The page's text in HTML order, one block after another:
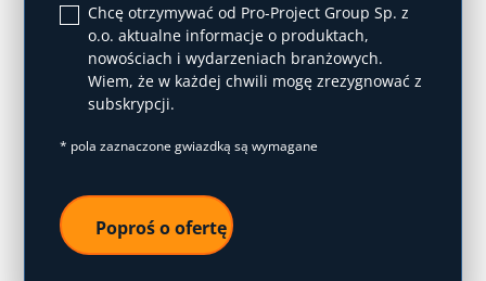
Chcę otrzymywać od Pro-Project Group Sp. z
o.o. aktualne informacje o produktach,
nowościach i wydarzeniach branżowych.
Wiem, że w każdej chwili mogę zrezygnować z
subskrypcji.
* pola zaznaczone gwiazdką są wymagane